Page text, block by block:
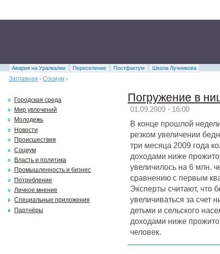
Авария на Уралкалии Переселение Постфактум
Школа Лучникова
Заглавная › Социум ›
Погружение в
01.09.2009 - 16:00
В конце прошлой
резком увеличении
три месяца 2009 года
доходами ниже
увеличилось на 6 млн.
сравнению с первым
Эксперты считают, что
увеличиваться за счет
детьми и сельского
доходами ниже
человек.
Городская среда
Мир увлечений
Молодежь
Новости
Происшествия
Социум
Власть и политика
Промышленность и бизнес
Потребление
Личное мнение
Специальные приложения
Партнёры